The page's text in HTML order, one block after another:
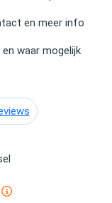
en meer info
en waar mogelijk